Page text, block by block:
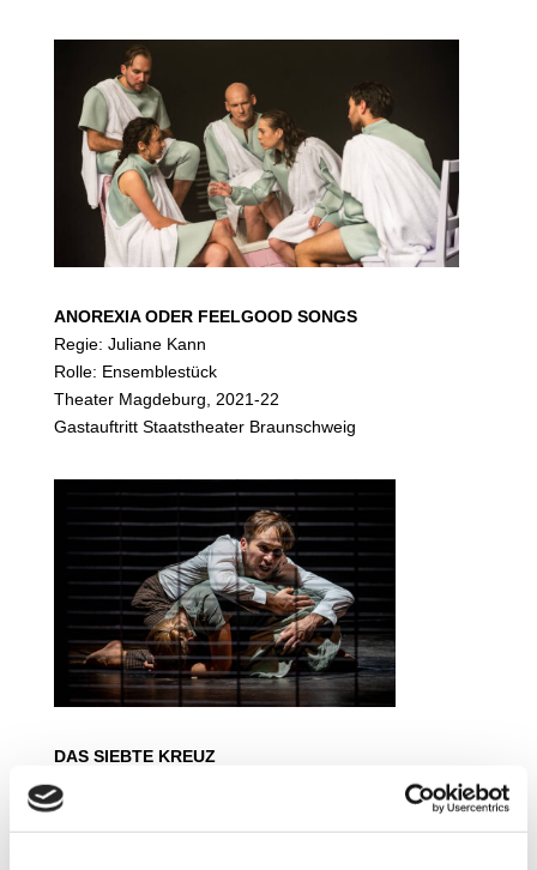
ANOREXIA ODER FEELGOOD SONGS
Regie: Juliane Kann
Rolle: Ensemblestück
Theater Magdeburg, 2021-22
Gastauftritt Staatstheater Braunschweig
DAS SIEBTE KREUZ
Regie: Katja Langenbach
Rolle: Paul Röder, Arzt, Marelli, Füllgrabe, Arbeiter
Theater Magdeburg, 2021-22